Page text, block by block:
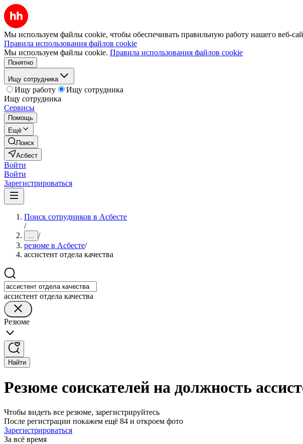
Мы используем файлы cookie, чтобы обеспечивать правильную работу нашего веб-
Правила использования файлов cookie
Мы используем файлы cookie. Правила использования файлов cookie
Понятно
Ищу сотрудника
Ищу работу
Ищу сотрудника
Ищу сотрудника
Сервисы
Помощь
Ещё
Поиск
Асбест
Войти
Войти
Зарегистрироваться
Поиск сотрудников в Асбесте
/
... /
резюме в Асбесте/
ассистент отдела качества
ассистент отдела качества
Резюме
Найти
Резюме соискателей на должность
Чтобы видеть все резюме, зарегистрируйтесь
После регистрации покажем ещё 84 и откроем фото
Зарегистрироваться
За всё время